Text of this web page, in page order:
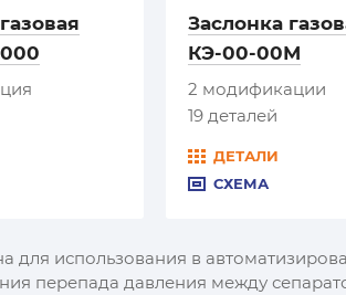
Заслонка
КЭ-00-00М
2 модификации
19 деталей
ДЕТАЛИ
СХЕМА
для использования в
перепада давления между